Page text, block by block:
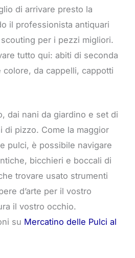
di arrivare presto la
il professionista antiquari
per i pezzi migliori.
tutto qui: abiti di seconda
colore, da cappelli, cappotti
dai nani da giardino e set di
di pizzo. Come la maggior
pulci, è possibile navigare
bicchieri e boccali di
trovare usato strumenti
d’arte per il vostro
il vostro occhio.
su Mercatino delle Pulci al